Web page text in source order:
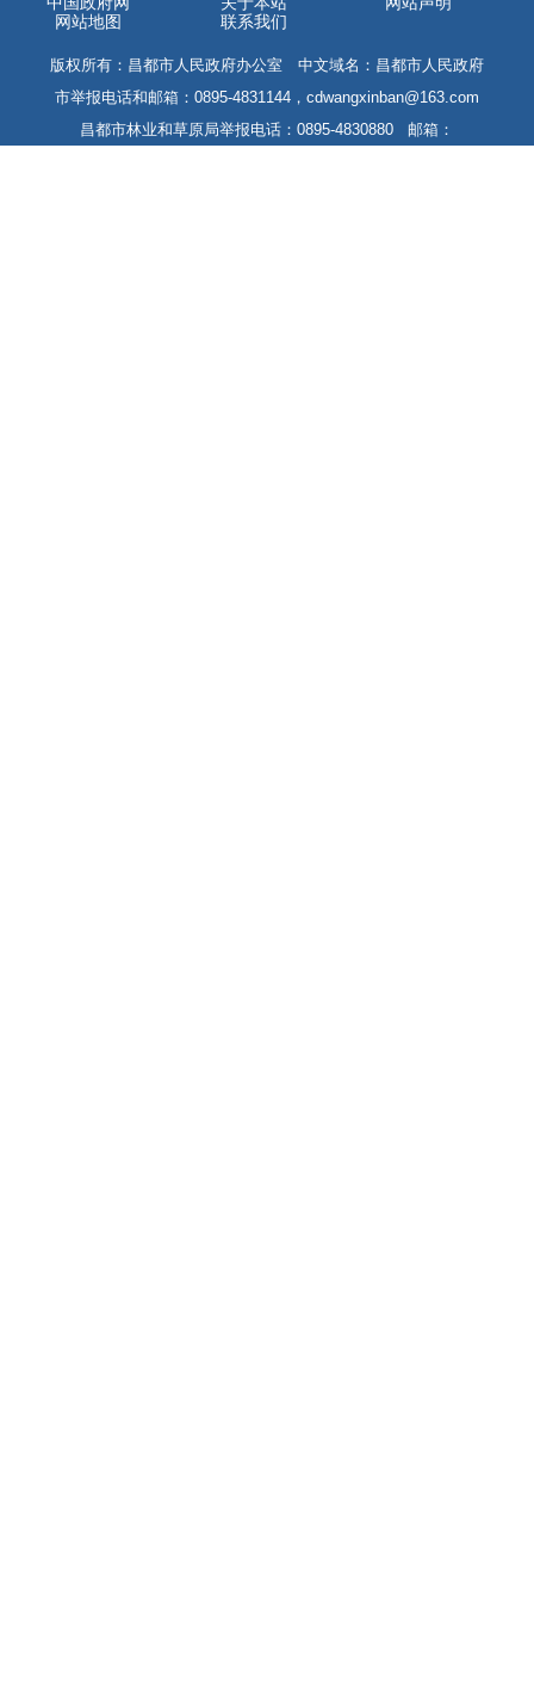
网站地图
联系我们
版权所有：昌都市人民政府办公室 中文域名：昌都市人民政府
市举报电话和邮箱：0895-4831144，cdwangxinban@163.com
昌都市林业和草原局举报电话：0895-4830880 邮箱：